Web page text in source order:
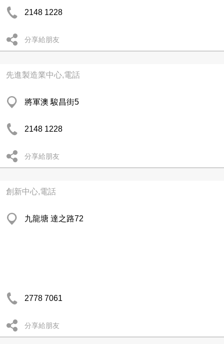
2148 1228
分享給朋友
先進製造業中心,電話
將軍澳 駿昌街5
2148 1228
分享給朋友
創新中心,電話
九龍塘 達之路72
2778 7061
分享給朋友